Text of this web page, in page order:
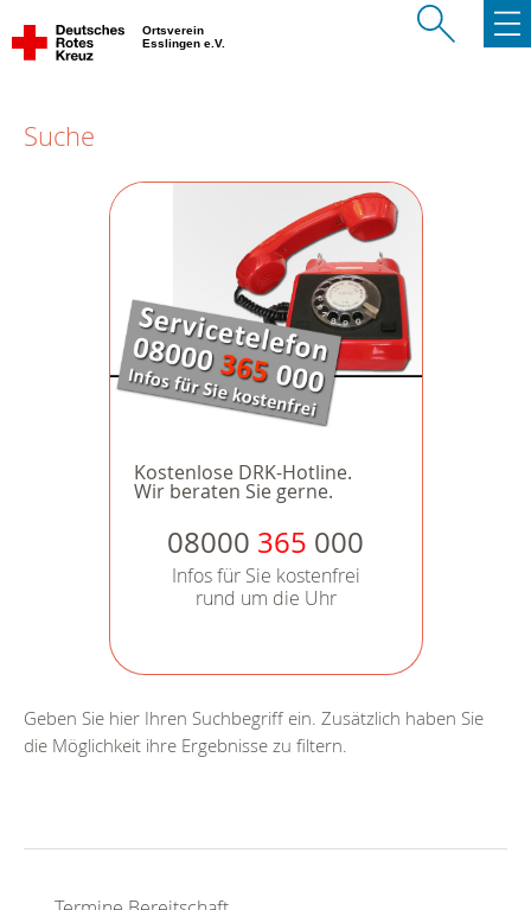
Ortsverein
Esslingen e.V.
Suche
Kostenlose DRK-Hotline.
Wir beraten Sie gerne.
08000 365 000
Infos für Sie kostenfrei
rund um die Uhr
Geben Sie hier Ihren Suchbegriff ein. Zusätzlich haben Sie
die Möglichkeit ihre Ergebnisse zu filtern.